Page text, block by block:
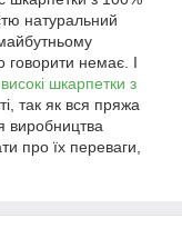
натуральний
немає. І
високі шкарпетки з
так як вся пряжа
виробництва
про їх переваги,